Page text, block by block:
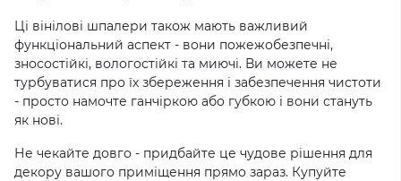
Ці вінілові шпалери також мають важливий
функціональний аспект - вони пожежобезпечні,
зносостійкі, вологостійкі та миючі. Ви можете не
турбуватися про їх збереження і забезпечення чистоти
- просто намочте ганчіркою або губкою і вони стануть
як нові.
Не чекайте довго - придбайте це чудове рішення для
декору вашого приміщення прямо зараз. Купуйте